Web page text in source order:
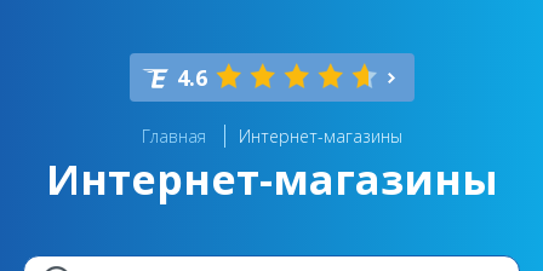
4.6
Главная Интернет-магазины
Интернет-магазины